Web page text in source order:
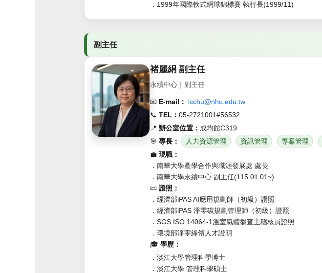
．1999年國際軟式網球錦標賽 執行長(1999/11)
副主任
褚麗絹 副主任
永續中心｜副主任
📧 E-mail：
lcchu@nhu.edu.tw
📞 TEL： 05-2721001#56532
📍 辦公室位置： 成均館C319
🎯 專長： 人力資源管理 資訊管理 專案管理
💼 現職：
．南華大學產學合作與職涯發展處 處長
．南華大學永續中心 副主任(115.01.01~)
📜 證照：
．經濟部iPAS AI應用規劃師（初級）證照
．經濟部iPAS 淨零碳規劃管理師（初級）證照
．SGS ISO 14064-1溫室氣體盤查主稽核員證照
．環境部淨零綠領人才證明
🎓 學歷：
．淡江大學管理科學博士
．淡江大學 管理科學碩士